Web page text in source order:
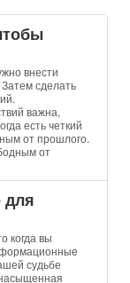
внести
сделать
важна,
есть четкий
от прошлого.
от
когда вы
судьбе